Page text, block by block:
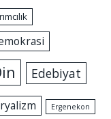
Edebiyat
Ergenekon